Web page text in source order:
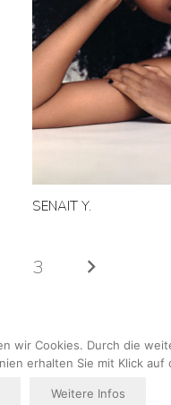
SENAIT Y.
3
| Impressum
Cookies. Durch die
erhalten Sie mit Klick auf
Weitere Infos